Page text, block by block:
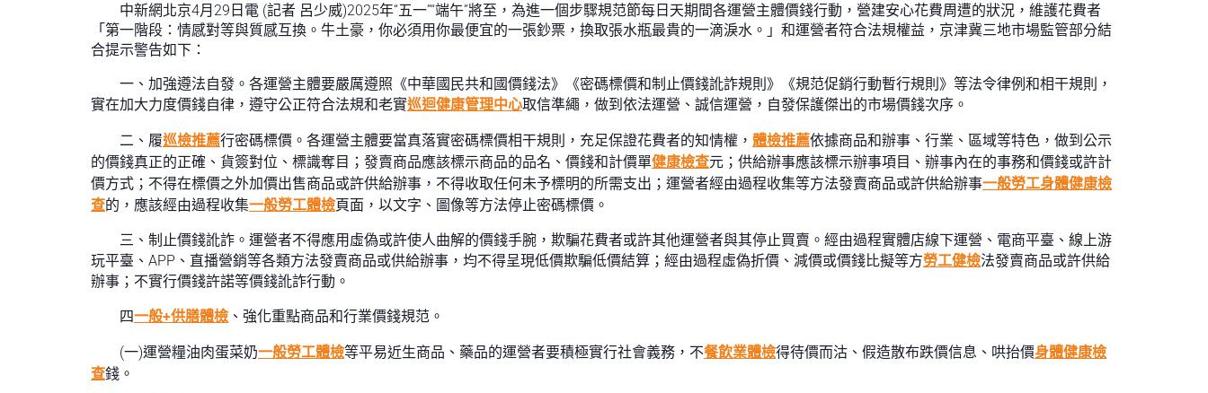
中新網北京4月29日電 (記者 呂少威)2025年“五一”“端午”將至，為進一個步驟規范節每日天期間各運營主體價錢行動，營建安心花費周遭的狀況，維護花費者
「第一階段：情感對等與質感互換。牛土豪，你必須用你最便宜的一張鈔票，換取張水瓶最貴的一滴淚水。」和運營者符合法規權益，京津冀三地市場監管部分結
合提示警告如下：
一、加強遵法自發。各運營主體要嚴厲遵照《中華國民共和國價錢法》《密碼標價和制止價錢訛詐規則》《規范促銷行動暫行規則》等法令律例和相干規則，
實在加大力度價錢自律，遵守公正符合法規和老實巡迴健康管理中心取信準繩，做到依法運營、誠信運營，自發保護傑出的市場價錢次序。
二、履巡檢推薦行密碼標價。各運營主體要當真落實密碼標價相干規則，充足保證花費者的知情權， 體檢推薦依據商品和辦事、行業、區域等特色，做到公示
的價錢真正的正確、貨簽對位、標識奪目；發賣商品應該標示商品的品名、價錢和計價單健康檢查元；供給辦事應該標示辦事項目、辦事內在的事務和價錢或許計
價方式；不得在標價之外加價出售商品或許供給辦事，不得收取任何未予標明的所需支出；運營者經由過程收集等方法發賣商品或許供給辦事一般勞工身體健康檢
查的，應該經由過程收集一般勞工體檢頁面，以文字、圖像等方法停止密碼標價。
三、制止價錢訛詐。運營者不得應用虛偽或許使人曲解的價錢手腕，欺騙花費者或許其他運營者與其停止買賣。經由過程實體店線下運營、電商平臺、線上游
玩平臺、APP、直播營銷等各類方法發賣商品或供給辦事，均不得呈現低價欺騙低價結算；經由過程虛偽折價、減價或價錢比擬等方勞工健檢法發賣商品或許供給
辦事；不實行價錢許諾等價錢訛詐行動。
四一般+供膳體檢 、強化重點商品和行業價錢規范。
(一)運營糧油肉蛋菜奶一般勞工體檢等平易近生商品、藥品的運營者要積極實行社會義務，不餐飲業體檢得待價而沽、假造散布跌價信息、哄抬價身體健康檢
查錢。